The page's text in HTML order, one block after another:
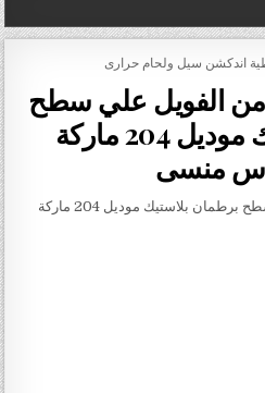
اندكشن سيل ولحام حرارى
من الفويل علي سطح
برطمان بلاستيك موديل 204 ماركة
منسى
ماكينة لحام غطاء من الفويل علي سطح برطمان بلاستيك موديل 204 ماركة